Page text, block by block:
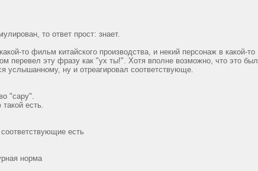
то ответ прост: знает.
то фильм китайского производства, и некий персонаж в какой-то
перевел эту фразу как "ух ты!". Хотя вполне возможно, что это был
услышанному, ну и отреагировал соответствующе.
"сару".
есть.
есть
норма